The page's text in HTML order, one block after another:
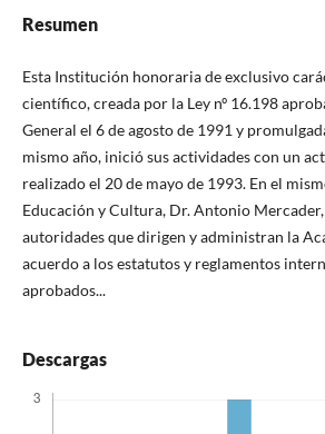
Resumen
Esta Institución honoraria de exclusivo
científico, creada por la Ley nº 16.198
General el 6 de agosto de 1991 y
mismo año, inició sus actividades con un
realizado el 20 de mayo de 1993. En el
Educación y Cultura, Dr. Antonio
autoridades que dirigen y administran la
acuerdo a los estatutos y reglamentos
aprobados...
Descargas